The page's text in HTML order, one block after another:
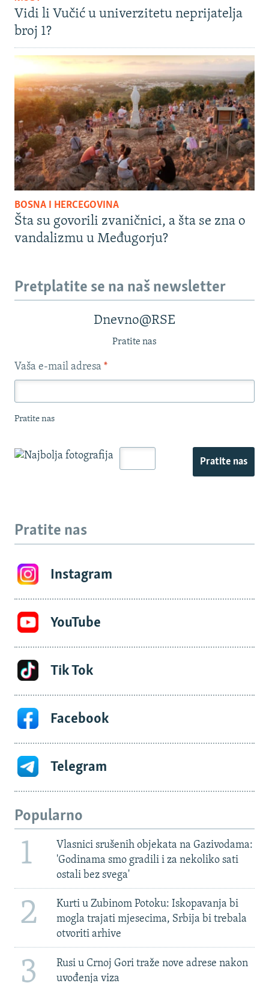
Vidi li Vučić u univerzitetu neprijatelja
broj 1?
BOSNA I HERCEGOVINA
Šta su govorili zvaničnici, a šta se zna o
vandalizmu u Međugorju?
Pretplatite se na naš newsletter
Dnevno@RSE
Pratite nas
Vaša e-mail adresa *
Pratite nas
Pratite nas
Pratite nas
Instagram
YouTube
Tik Tok
Facebook
Telegram
Popularno
1
Vlasnici srušenih objekata na Gazivodama:
'Godinama smo gradili i za nekoliko sati
ostali bez svega'
2
Kurti u Zubinom Potoku: Iskopavanja bi
mogla trajati mjesecima, Srbija bi trebala
otvoriti arhive
3
Rusi u Crnoj Gori traže nove adrese nakon
uvođenja viza